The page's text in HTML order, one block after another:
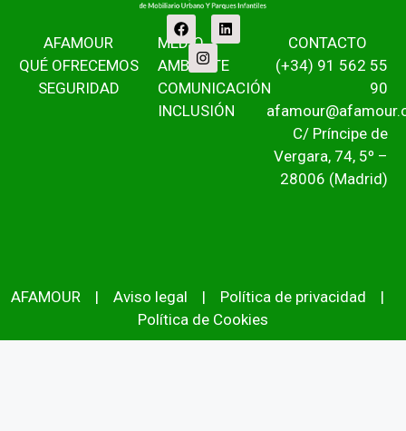
AFAMOUR
QUÉ OFRECEMOS
SEGURIDAD
MEDIO
AMBIENTE
COMUNICACIÓN
INCLUSIÓN
CONTACTO
(+34) 91 562 55
90
C/ Príncipe de
Vergara, 74, 5º –
28006 (Madrid)
AFAMOUR | Aviso legal | Política de privacidad |
Política de Cookies